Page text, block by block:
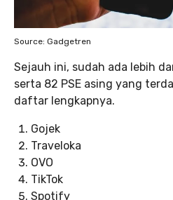
Source: Gadgetren
Sejauh ini, sudah ada lebih
serta 82 PSE asing yang
daftar lengkapnya.
Gojek
Traveloka
OVO
TikTok
Spotify